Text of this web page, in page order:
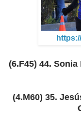
(6.F45) 44.
(4.M60) 35.